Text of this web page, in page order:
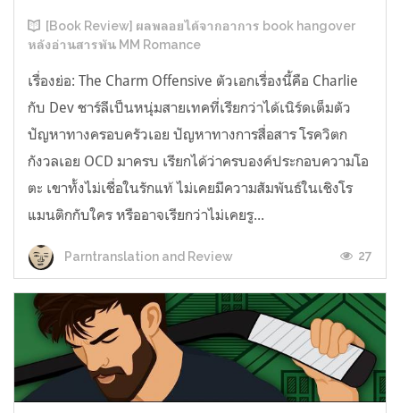
[Book Review] ผลพลอยได้จากอาการ book hangover
หลังอ่านสารพัน MM Romance
เรื่องย่อ: The Charm Offensive ตัวเอกเรื่องนี้คือ Charlie
กับ Dev ชาร์ลีเป็นหนุ่มสายเทคที่เรียกว่าได้เนิร์ดเต็มตัว
ปัญหาทางครอบครัวเอย ปัญหาทางการสื่อสาร โรควิตก
กังวลเอย OCD มาครบ เรียกได้ว่าครบองค์ประกอบความโอ
ตะ เขาทั้งไม่เชื่อในรักแท้ ไม่เคยมีความสัมพันธ์ในเชิงโร
แมนติกกับใคร หรืออาจเรียกว่าไม่เคยรู...
Parntranslation and Review 27